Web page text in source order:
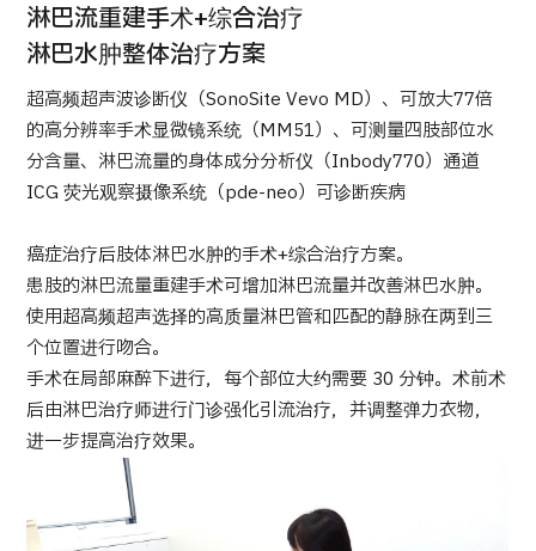
TOP
关于JMHC
面向国际患者
关于日本医疗
就诊流程
医疗项目检索
按部位・疾病搜索
按检查・术式・
治疗方法搜索
搜索美容医疗
淋巴流重建手术+综合治疗
淋巴水肿整体治疗方案
超高频超声波诊断仪（SonoSite Vevo MD）、可放大77倍
的高分辨率手术显微镜系统（MM51）、可测量四肢部位水
分含量、淋巴流量的身体成分分析仪（Inbody770）通道
ICG 荧光观察摄像系统（pde-neo）可诊断疾病
癌症治疗后肢体淋巴水肿的手术+综合治疗方案。
患肢的淋巴流量重建手术可增加淋巴流量并改善淋巴水肿。
使用超高频超声选择的高质量淋巴管和匹配的静脉在两到三
个位置进行吻合。
手术在局部麻醉下进行，每个部位大约需要 30 分钟。术前术
后由淋巴治疗师进行门诊强化引流治疗，并调整弹力衣物，
进一步提高治疗效果。